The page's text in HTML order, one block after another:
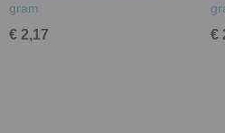
gram
€ 2,17 €